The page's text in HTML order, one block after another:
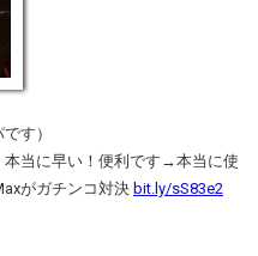
す）
当に早い！便利です→本当に使
がガチンコ対決 bit.ly/sS83e2